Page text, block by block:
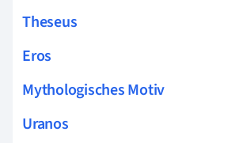
Theseus
Eros
Mythologisches Motiv
Uranos